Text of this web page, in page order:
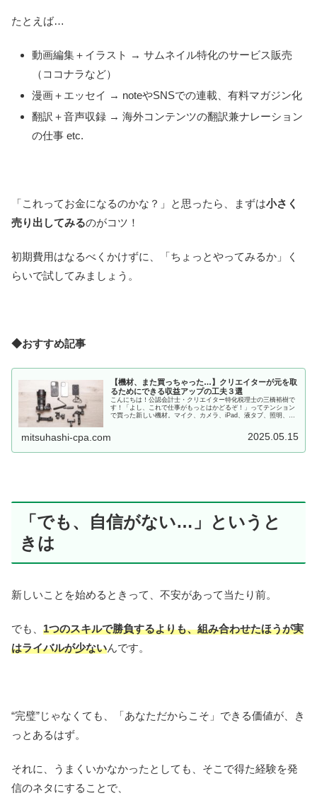
たとえば…
動画編集＋イラスト → サムネイル特化のサービス販売
（ココナラなど）
漫画＋エッセイ → noteやSNSでの連載、有料マガジン化
翻訳＋音声収録 → 海外コンテンツの翻訳兼ナレーション
の仕事 etc.
「これってお金になるのかな？」と思ったら、まずは小さく
売り出してみるのがコツ！
初期費用はなるべくかけずに、「ちょっとやってみるか」く
らいで試してみましょう。
◆おすすめ記事
【機材、また買っちゃった…】クリエイターが元を取
るためにできる収益アップの工夫３選
こんにちは！公認会計士・クリエイター特化税理士の三橋裕樹で
す！「よし、これで仕事がもっとはかどるぞ！」ってテンション
で買った新しい機材。マイク、カメラ、iPad、液タブ、照明、三
mitsuhashi-cpa.com 2025.05.15
「でも、自信がない…」というと
きは
新しいことを始めるときって、不安があって当たり前。
でも、 1つのスキルで勝負するよりも、組み合わせたほうが実
はライバルが少ないんです。
“完璧”じゃなくても、「あなただからこそ」できる価値が、き
っとあるはず。
それに、うまくいかなかったとしても、そこで得た経験を発
信のネタにすることで、